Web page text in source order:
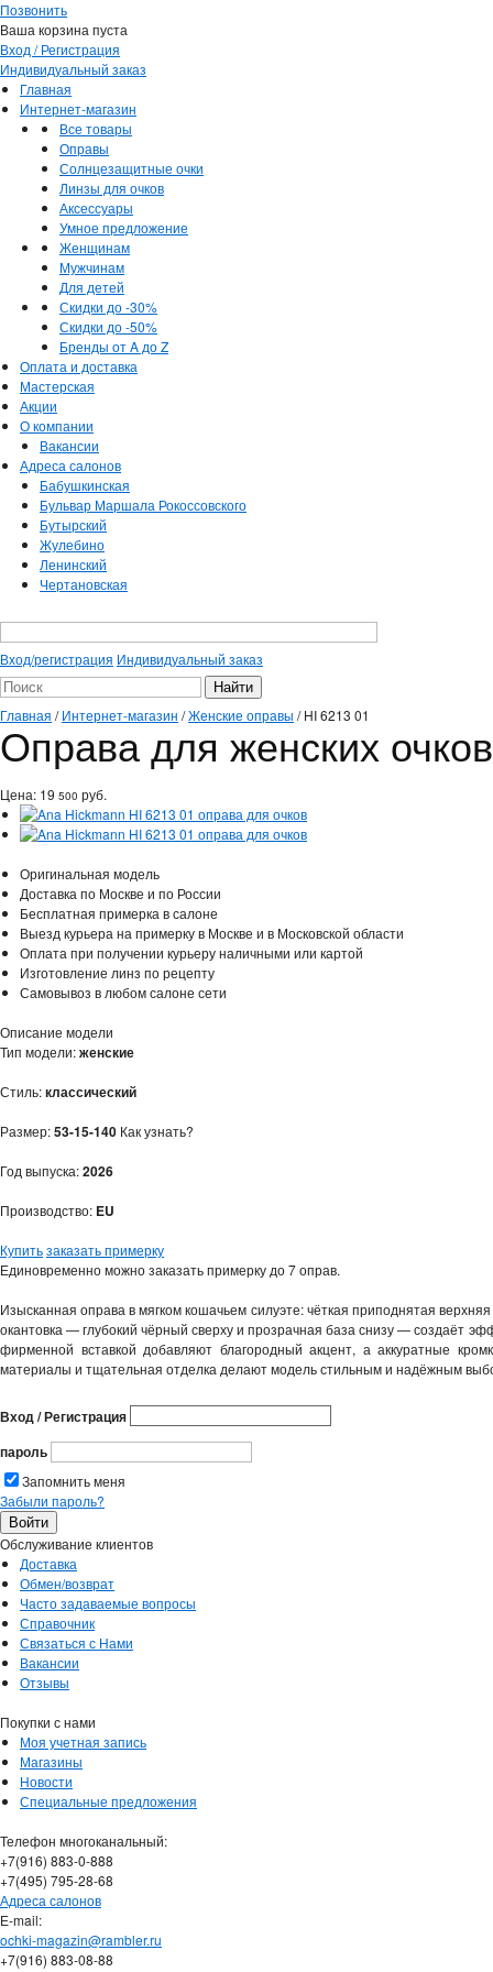
Позвонить
Ваша корзина пуста
Вход / Регистрация
Индивидуальный заказ
Главная
Интернет-магазин
Все товары
Оправы
Солнцезащитные очки
Линзы для очков
Аксессуары
Умное предложение
Женщинам
Мужчинам
Для детей
Скидки до -30%
Скидки до -50%
Бренды от A до Z
Оплата и доставка
Мастерская
Акции
О компании
Вакансии
Адреса салонов
Бабушкинская
Бульвар Маршала Рокоссовского
Бутырский
Жулебино
Ленинский
Чертановская
Вход/регистрация Индивидуальный заказ
Главная /Интернет-магазин /Женские оправы /HI 6213 01
Оправа для женских
Цена: 19 500 руб.
Оригинальная модель
Доставка по Москве и по России
Бесплатная примерка в салоне
Выезд курьера на примерку в Москве и в Московской области
Оплата при получении курьеру наличными или картой
Изготовление линз по рецепту
Самовывоз в любом салоне сети
Описание модели
Тип модели:женские
Стиль:классический
Размер:53-15-140 Как узнать?
Год выпуска:2026
Производство: EU
Купитьзаказать примерку
Единовременно можно заказать примерку до 7 оправ.
Изысканная оправа в мягком кошачьем силуэте: чёткая приподнятая
окантовка — глубокий чёрный сверху и прозрачная база снизу — создаёт
фирменной вставкой добавляют благородный акцент, а аккуратные
материалы и тщательная отделка делают модель стильным и надёжным
Вход / Регистрация
пароль
Запомнить меня
Забыли пароль?
Обслуживание клиентов
Доставка
Обмен/возврат
Часто задаваемые вопросы
Справочник
Связаться с Нами
Вакансии
Отзывы
Покупки с нами
Моя учетная запись
Магазины
Новости
Специальные предложения
Телефон многоканальный:
+7(916) 883-0-888
+7(495) 795-28-68
Адреса салонов
Е-mail:
ochki-magazin@rambler.ru
+7(916) 883-08-88